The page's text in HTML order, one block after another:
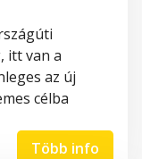
itt van a
az új
célba
Több info